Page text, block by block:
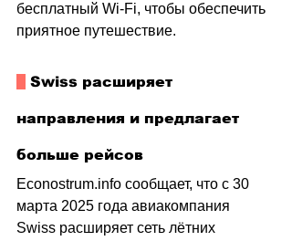
бесплатный Wi-Fi, чтобы обеспечить
приятное путешествие.
Swiss расширяет
направления и предлагает
больше рейсов
Econostrum.info сообщает, что с 30
марта 2025 года авиакомпания
Swiss расширяет сеть лётних